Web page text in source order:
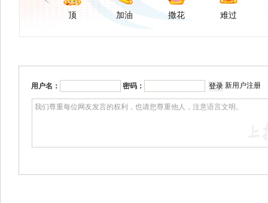
顶 加油 撒花 难过
用户名： 密码： 新用户注册